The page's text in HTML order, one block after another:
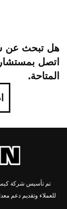
هل تبحث عن
اتصل
المتاحة.
للعملاء وتقديم دعم